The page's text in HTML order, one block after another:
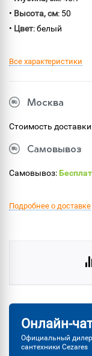
• Высота, см: 50
• Цвет: белый
Все характеристики
Москва
Стоимость
Самовывоз
Самовывоз:
Подробнее о доставке
Онлайн-
Официальный дилер
сантехники Cezares